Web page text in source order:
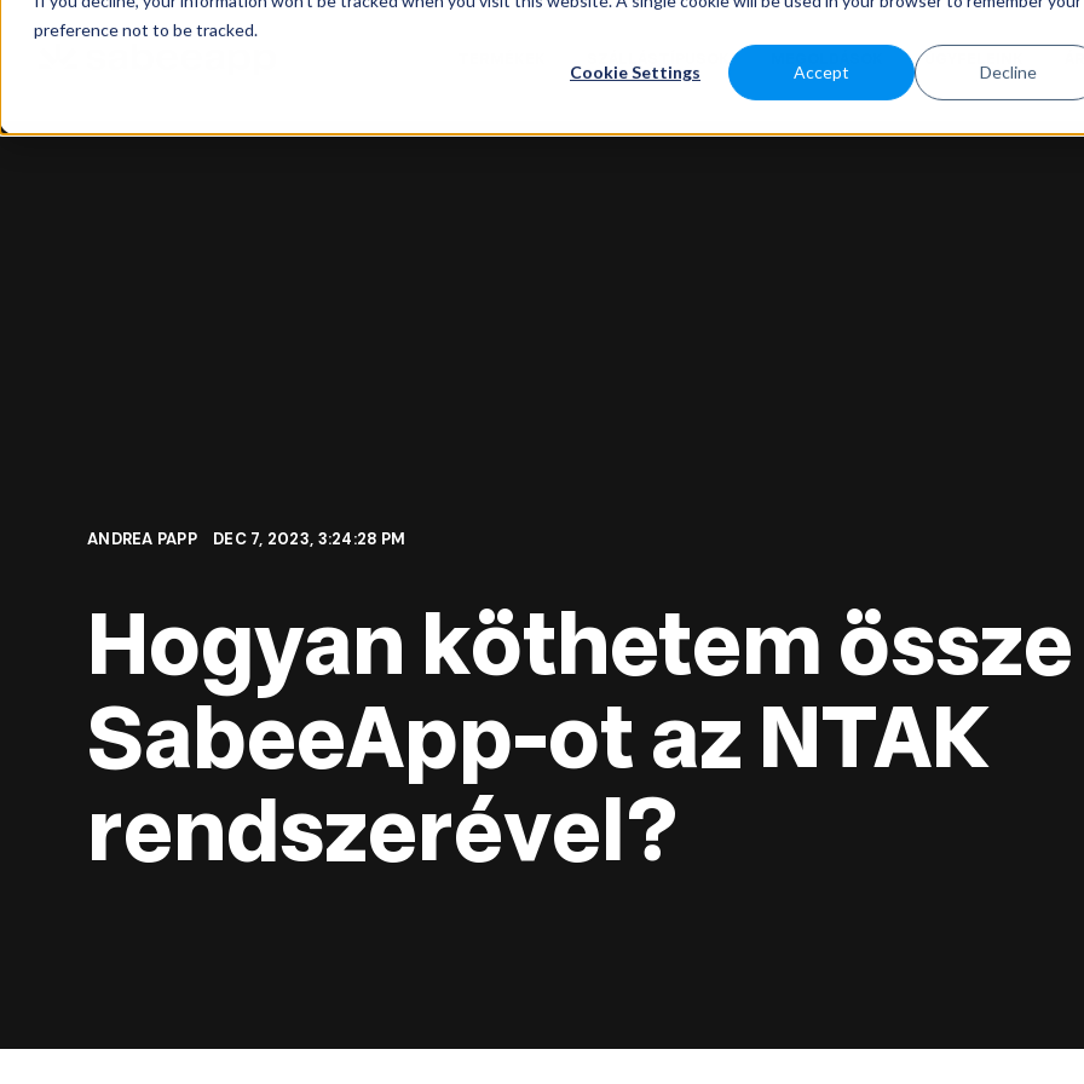
preference not to be tracked.
Cookie Settings Accept Decline
ÜGYFELEINK
ANDREA PAPP DEC 7, 2023, 3:24:28 PM
Hogyan köthetem
SabeeApp-ot az NTAK
rendszerével?